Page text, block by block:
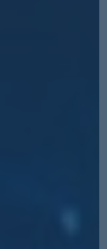
Browser für